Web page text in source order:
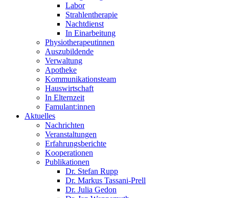
Labor
Strahlentherapie
Nachtdienst
In Einarbeitung
Physiotherapeutinnen
Auszubildende
Verwaltung
Apotheke
Kommunikationsteam
Hauswirtschaft
In Elternzeit
Famulant:innen
Aktuelles
Nachrichten
Veranstaltungen
Erfahrungsberichte
Kooperationen
Publikationen
Dr. Stefan Rupp
Dr. Markus Tassani-Prell
Dr. Julia Gedon